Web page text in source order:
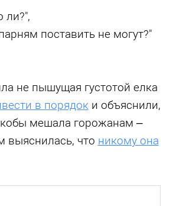
ли?",
поставить не могут?"
не пышущая густотой елка
в порядоки объяснили,
мешала горожанам –
выяснилась, что никому она